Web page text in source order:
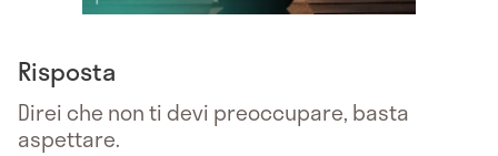
Risposta
Direi che non ti devi preoccupare, basta
aspettare.